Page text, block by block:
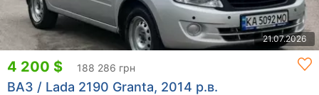
21.07.2026
4 200 $ 188 286 грн
ВАЗ / Lada 2190 Granta, 2014 р.в.